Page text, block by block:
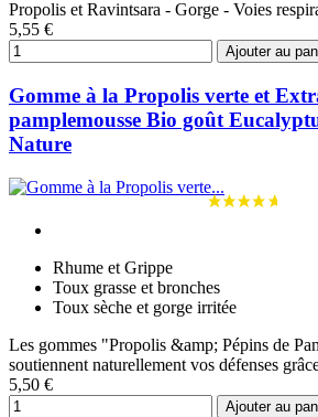
Propolis et Ravintsara - Gorge - Voies
5,55 €
Ajouter au
Gomme à la Propolis verte et
pamplemousse Bio goût
Nature
Rhume et Grippe
Toux grasse et bronches
Toux sèche et gorge irritée
Les gommes "Propolis &amp; Pépins de
soutiennent naturellement vos défenses
5,50 €
Ajouter au